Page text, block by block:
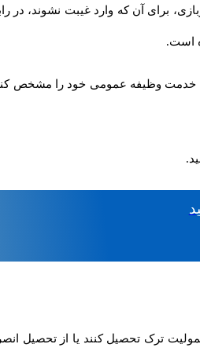
برای آن که وارد غیبت نشوند،
است.
سن 18 سالگی تمام، باید وضعیت خدمت